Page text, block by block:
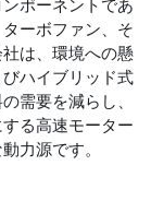
ポーネントであ
ーボファン、そ
は、環境への懸
ハイブリッド式
需要を減らし、
る高速モーター
力源です。